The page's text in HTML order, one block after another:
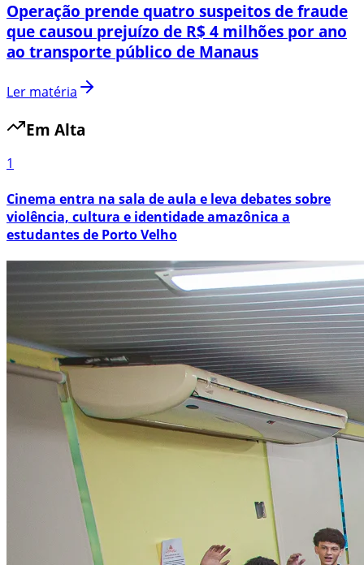
Operação prende quatro suspeitos de fraude
que causou prejuízo de R$ 4 milhões por ano
ao transporte público de Manaus
Ler matéria
Em Alta
1
Cinema entra na sala de aula e leva debates sobre
violência, cultura e identidade amazônica a
estudantes de Porto Velho